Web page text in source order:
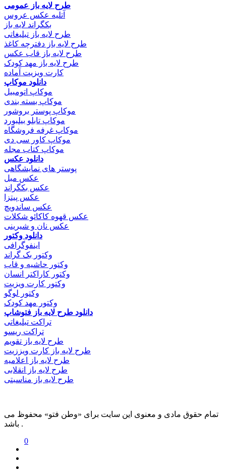
طرح لایه باز عمومی
آتلیه عکس عروس
بکگراند لایه باز
طرح لایه باز تبلیغاتی
طرح لایه باز دفترچه کاغذ
طرح لایه باز قاب عکس
طرح لایه باز مهد کودک
کارت ویزیت آماده
دانلود موکاپ
موکاپ اتومبیل
موکاپ بسته بندی
موکاپ پوستر بروشور
موکاپ تابلو بیلبورد
موکاپ غرفه فروشگاه
موکاپ کاور سی دی
موکاپ کتاب مجله
دانلود عکس
پوستر های نمایشگاهی
عکس مبل
عکس بکگراند
عکس پیتزا
عکس ساندویچ
عکس قهوه کاکائو شکلات
عکس نان و شیرینی
دانلود وکتور
اینفوگرافی
وکتور بک گراند
وکتور حاشیه و قاب
وکتور کاراکتر انسان
وکتور کارت ویزیت
وکتور لوگو
وکتور مهد کودک
دانلود طرح لایه باز فتوشاپ
تراکت تبلیغاتی
تراکت ریسو
طرح لایه باز تقویم
طرح لایه باز کارت ویززیت
طرح لایه باز اعلامیه
طرح لایه باز انقلابی
طرح لایه باز مناسبتی
تمام حقوق مادی و معنوی این سایت برای «وطن فتو» محفوظ می
باشد .
0